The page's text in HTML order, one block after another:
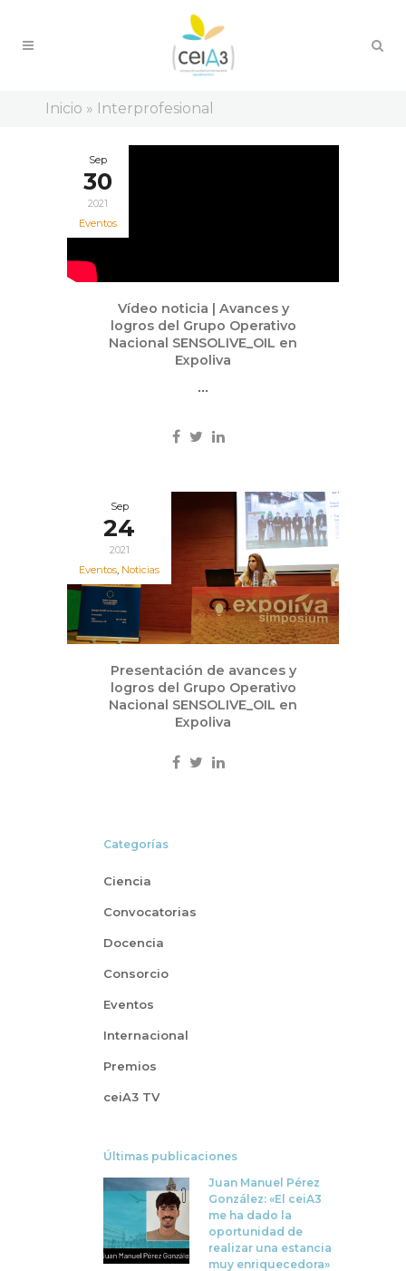
Inicio » Interprofesional
Sep
30
2021
Eventos
Vídeo noticia | Avances y
logros del Grupo Operativo
Nacional SENSOLIVE_OIL en
Expoliva
...
Sep
24
2021
Eventos, Noticias
Presentación de avances y
logros del Grupo Operativo
Nacional SENSOLIVE_OIL en
Expoliva
Categorías
Ciencia
Convocatorias
Docencia
Consorcio
Eventos
Internacional
Premios
ceiA3 TV
Últimas publicaciones
Juan Manuel Pérez
González: «El ceiA3
me ha dado la
oportunidad de
realizar una estancia
muy enriquecedora»